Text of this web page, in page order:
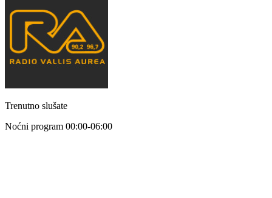
Trenutno slušate
Noćni program 00:00-06:00